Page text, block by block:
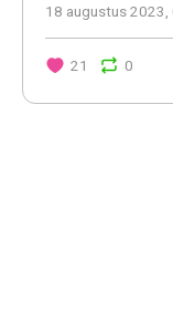
18 augustus 2023,
21 0